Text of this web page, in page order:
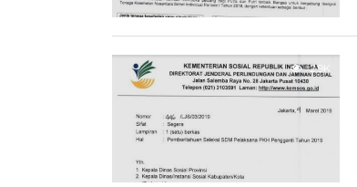
2.9K